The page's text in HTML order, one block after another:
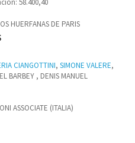
58.400,40
CIANGOTTINI, SIMONE VALERE,
BARBEY , DENIS MANUEL
ASSOCIATE (ITALIA)